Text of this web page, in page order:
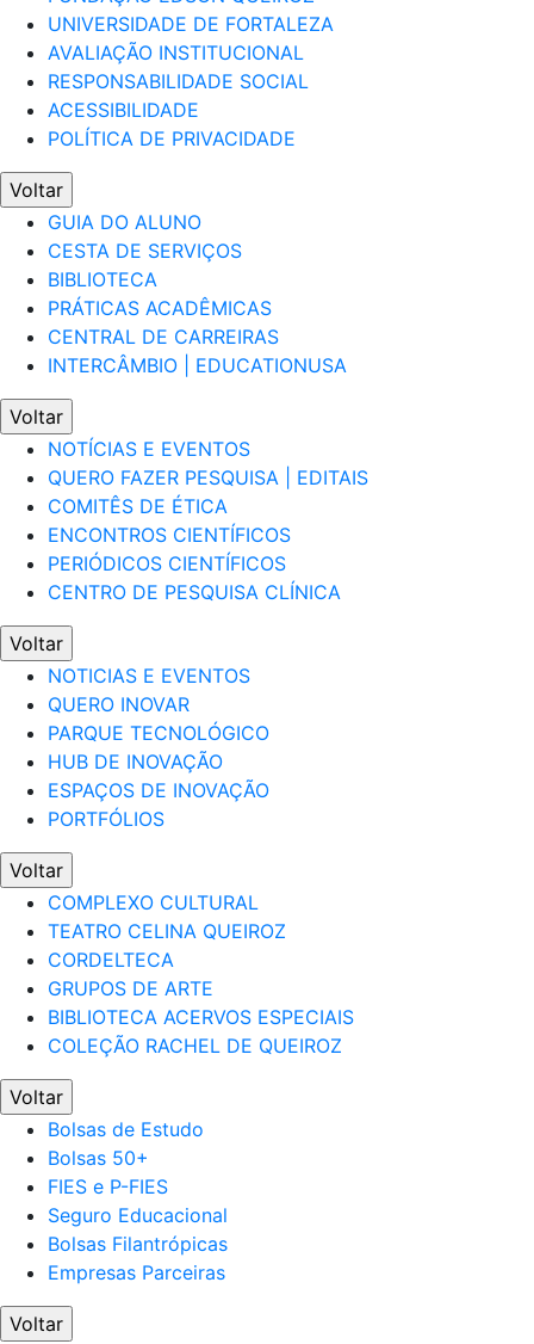
UNIVERSIDADE DE FORTALEZA
AVALIAÇÃO INSTITUCIONAL
RESPONSABILIDADE SOCIAL
ACESSIBILIDADE
POLÍTICA DE PRIVACIDADE
Voltar
GUIA DO ALUNO
CESTA DE SERVIÇOS
BIBLIOTECA
PRÁTICAS ACADÊMICAS
CENTRAL DE CARREIRAS
INTERCÂMBIO | EDUCATIONUSA
Voltar
NOTÍCIAS E EVENTOS
QUERO FAZER PESQUISA | EDITAIS
COMITÊS DE ÉTICA
ENCONTROS CIENTÍFICOS
PERIÓDICOS CIENTÍFICOS
CENTRO DE PESQUISA CLÍNICA
Voltar
NOTICIAS E EVENTOS
QUERO INOVAR
PARQUE TECNOLÓGICO
HUB DE INOVAÇÃO
ESPAÇOS DE INOVAÇÃO
PORTFÓLIOS
Voltar
COMPLEXO CULTURAL
TEATRO CELINA QUEIROZ
CORDELTECA
GRUPOS DE ARTE
BIBLIOTECA ACERVOS ESPECIAIS
COLEÇÃO RACHEL DE QUEIROZ
Voltar
Bolsas de Estudo
Bolsas 50+
FIES e P-FIES
Seguro Educacional
Bolsas Filantrópicas
Empresas Parceiras
Voltar